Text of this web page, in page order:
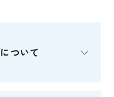
について